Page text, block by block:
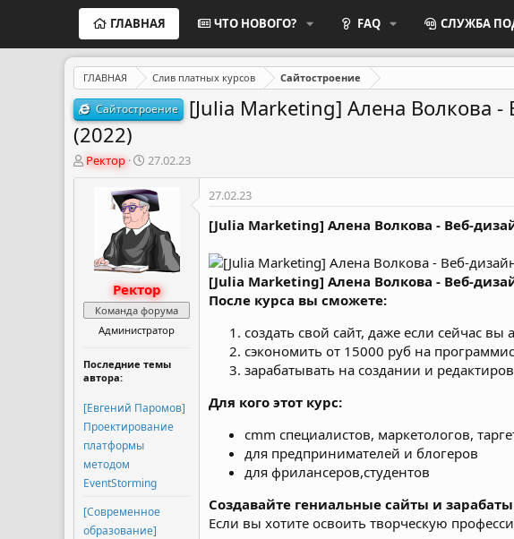
ГЛАВНАЯ ЧТО НОВОГО? FAQ СЛУЖБА
ГЛАВНАЯ Слив платных курсов Сайтостроение
Сайтостроение
[Julia Marketing] Алена Волкова -
(2022)
А
в
Ректор
Д
а
т
а
н
а
ч
а
л
а
27.02.23
Ректор
Команда форума
Администратор
Последние темы
автора:
[Евгений Паромов]
Проектирование
платформы
методом
EventStorming
[Современное
образование]
27.02.23
[Julia Marketing] Алена Волкова - Веб-
[Julia Marketing] Алена Волкова - Веб-
После курса вы сможете:
создать свой сайт, даже если сейчас
сэкономить от 15000 руб на
зарабатывать на создании и
Для кого этот курс:
cmm специалистов, маркетологов,
для предпринимателей и блогеров
для фрилансеров,студентов
Создавайте гениальные сайты и
Если вы хотите освоить творческую